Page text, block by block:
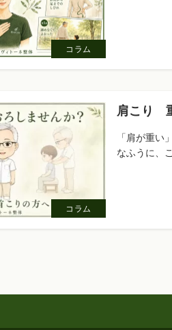
コラム
コラム
肩こり
「肩が重
なふうに、